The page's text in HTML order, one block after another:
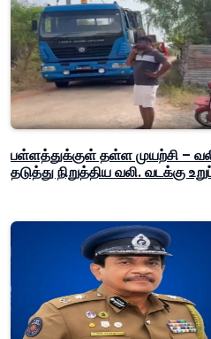
பள்ளத்துக்குள் தள்ள முயற்சி –
தடுத்து நிறுத்திய வலி. வடக்கு